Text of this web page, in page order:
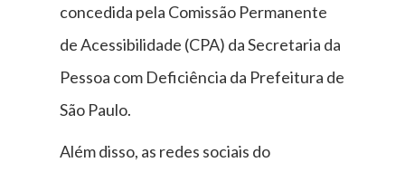
concedida pela Comissão Permanente
de Acessibilidade (CPA) da Secretaria da
Pessoa com Deficiência da Prefeitura de
São Paulo.
Além disso, as redes sociais do